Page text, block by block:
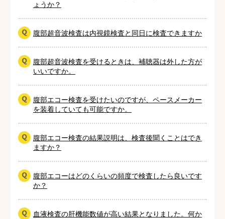
ょうか？
腹部超音波検査は内視鏡検査と同日に検査できますか
腹部超音波検査を受けるときは、補聴器は外した方が
いいですか。
腹部エコー検査を受けたいのですが、ペースメーカー
を装着していても可能ですか。
腹部エコー検査の結果説明は、検査後聞くことはでき
ますか？
腹部エコーはどのくらいの頻度で検査したら良いです
か？
血液検査の肝機能数値が高い結果となりました。何か